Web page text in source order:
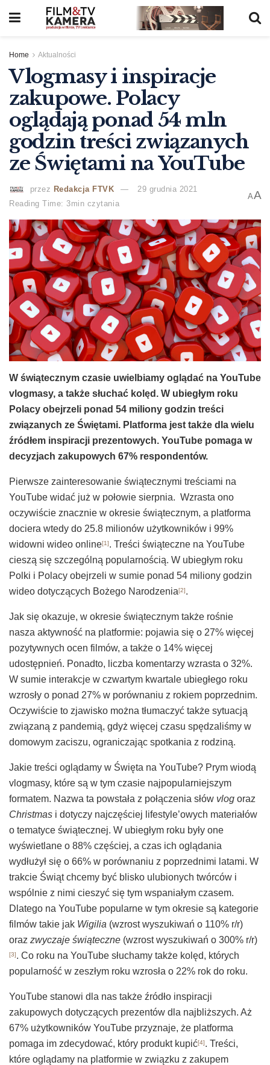
Home Aktualności
Vlogmasy i inspiracje
zakupowe. Polacy
oglądają ponad 54 mln
godzin treści związanych
ze Świętami na YouTube
przez Redakcja FTVK
29 grudnia 2021
Reading Time: 3min czytania
AA
W świątecznym czasie uwielbiamy oglądać na YouTube
vlogmasy, a także słuchać kolęd. W ubiegłym roku
Polacy obejrzeli ponad 54 miliony godzin treści
związanych ze Świętami. Platforma jest także dla wielu
źródłem inspiracji prezentowych. YouTube pomaga w
decyzjach zakupowych 67% respondentów.
Pierwsze zainteresowanie świątecznymi treściami na
YouTube widać już w połowie sierpnia. Wzrasta ono
oczywiście znacznie w okresie świątecznym, a platforma
dociera wtedy do 25.8 milionów użytkowników i 99%
widowni wideo online[1]. Treści świąteczne na YouTube
cieszą się szczególną popularnością. W ubiegłym roku
Polki i Polacy obejrzeli w sumie ponad 54 miliony godzin
wideo dotyczących Bożego Narodzenia[2].
Jak się okazuje, w okresie świątecznym także rośnie
nasza aktywność na platformie: pojawia się o 27% więcej
pozytywnych ocen filmów, a także o 14% więcej
udostępnień. Ponadto, liczba komentarzy wzrasta o 32%.
W sumie interakcje w czwartym kwartale ubiegłego roku
wzrosły o ponad 27% w porównaniu z rokiem poprzednim.
Oczywiście to zjawisko można tłumaczyć także sytuacją
związaną z pandemią, gdyż więcej czasu spędzaliśmy w
domowym zaciszu, ograniczając spotkania z rodziną.
Jakie treści oglądamy w Święta na YouTube? Prym wiodą
vlogmasy, które są w tym czasie najpopularniejszym
formatem. Nazwa ta powstała z połączenia słów vlog oraz
Christmas i dotyczy najczęściej lifestyle’owych materiałów
o tematyce świątecznej. W ubiegłym roku były one
wyświetlane o 88% częściej, a czas ich oglądania
wydłużył się o 66% w porównaniu z poprzednimi latami. W
trakcie Świąt chcemy być blisko ulubionych twórców i
wspólnie z nimi cieszyć się tym wspaniałym czasem.
Dlatego na YouTube popularne w tym okresie są kategorie
filmów takie jak Wigilia (wzrost wyszukiwań o 110% r/r)
oraz zwyczaje świąteczne (wzrost wyszukiwań o 300% r/r)
[3]. Co roku na YouTube słuchamy także kolęd, których
popularność w zeszłym roku wzrosła o 22% rok do roku.
YouTube stanowi dla nas także źródło inspiracji
zakupowych dotyczących prezentów dla najbliższych. Aż
67% użytkowników YouTube przyznaje, że platforma
pomaga im zdecydować, który produkt kupić[4]. Treści,
które oglądamy na platformie w związku z zakupem